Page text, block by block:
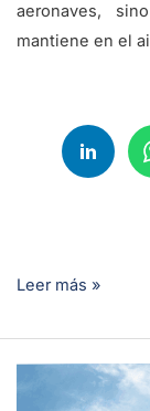
aeronaves,
mantiene en el
Leer más »
Certifícate